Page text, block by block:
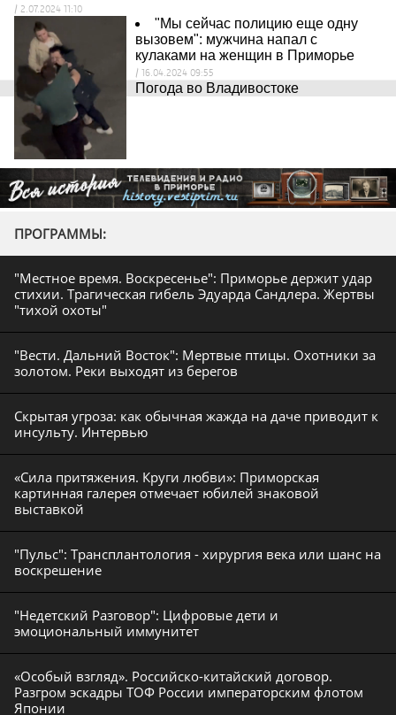
/ 2.07.2024 11:10
"Мы сейчас полицию еще одну
вызовем": мужчина напал с
кулаками на женщин в Приморье
/ 16.04.2024 09:55
Погода во Владивостоке
ПРОГРАММЫ:
"Местное время. Воскресенье": Приморье держит удар
стихии. Трагическая гибель Эдуарда Сандлера. Жертвы
"тихой охоты"
"Вести. Дальний Восток": Мертвые птицы. Охотники за
золотом. Реки выходят из берегов
Скрытая угроза: как обычная жажда на даче приводит к
инсульту. Интервью
«Сила притяжения. Круги любви»: Приморская
картинная галерея отмечает юбилей знаковой
выставкой
"Пульс": Трансплантология - хирургия века или шанс на
воскрешение
"Недетский Разговор": Цифровые дети и
эмоциональный иммунитет
«Особый взгляд». Российско-китайский договор.
Разгром эскадры ТОФ России императорским флотом
Японии